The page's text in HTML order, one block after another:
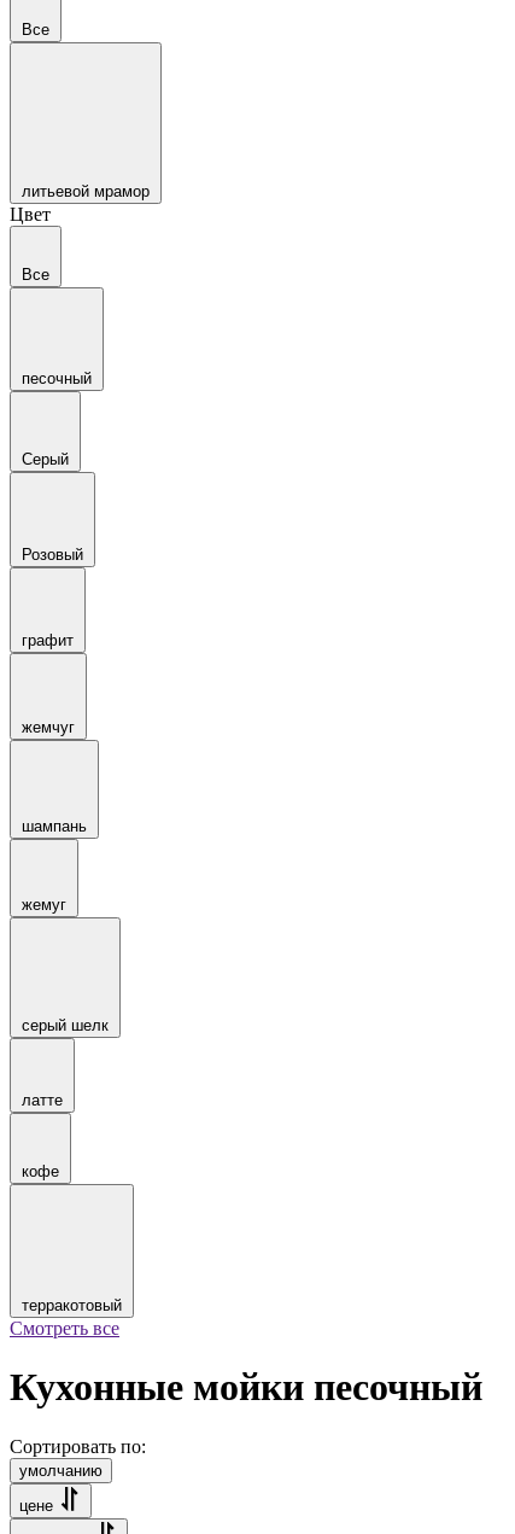
Все
литьевой мрамор
Цвет
Все
песочный
Серый
Розовый
графит
жемчуг
шампань
жемуг
серый шелк
латте
кофе
терракотовый
Смотреть все
Кухонные мойки песочный
Сортировать по:
умолчанию
цене